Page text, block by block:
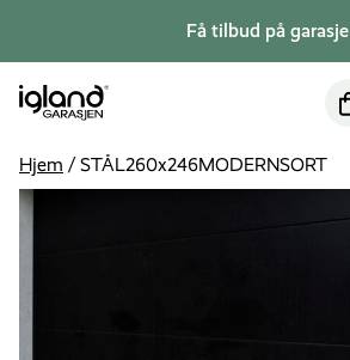
Få tilbud på garasje
Hjem /STÅL260x246MODERNSORT